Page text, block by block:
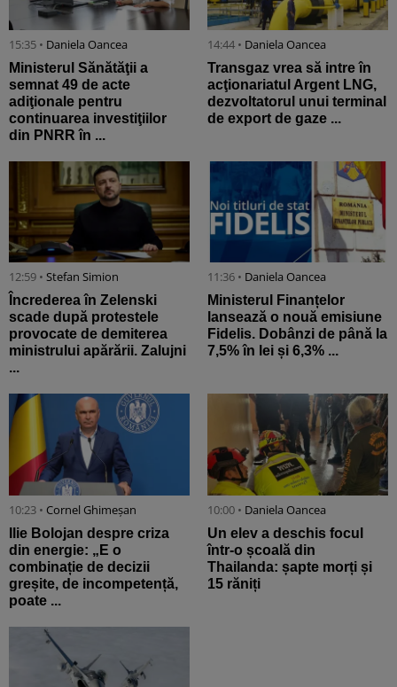
15:35 • Daniela Oancea
Ministerul Sănătăţii a
semnat 49 de acte
adiţionale pentru
continuarea investiţiilor
din PNRR în ...
14:44 • Daniela Oancea
Transgaz vrea să intre în
acţionariatul Argent LNG,
dezvoltatorul unui terminal
de export de gaze ...
12:59 • Stefan Simion
Încrederea în Zelenski
scade după protestele
provocate de demiterea
ministrului apărării. Zalujni
...
11:36 • Daniela Oancea
Ministerul Finanțelor
lansează o nouă emisiune
Fidelis. Dobânzi de până la
7,5% în lei și 6,3% ...
10:23 • Cornel Ghimeșan
Ilie Bolojan despre criza
din energie: „E o
combinație de decizii
greșite, de incompetență,
poate ...
10:00 • Daniela Oancea
Un elev a deschis focul
într-o școală din
Thailanda: șapte morți și
15 răniți